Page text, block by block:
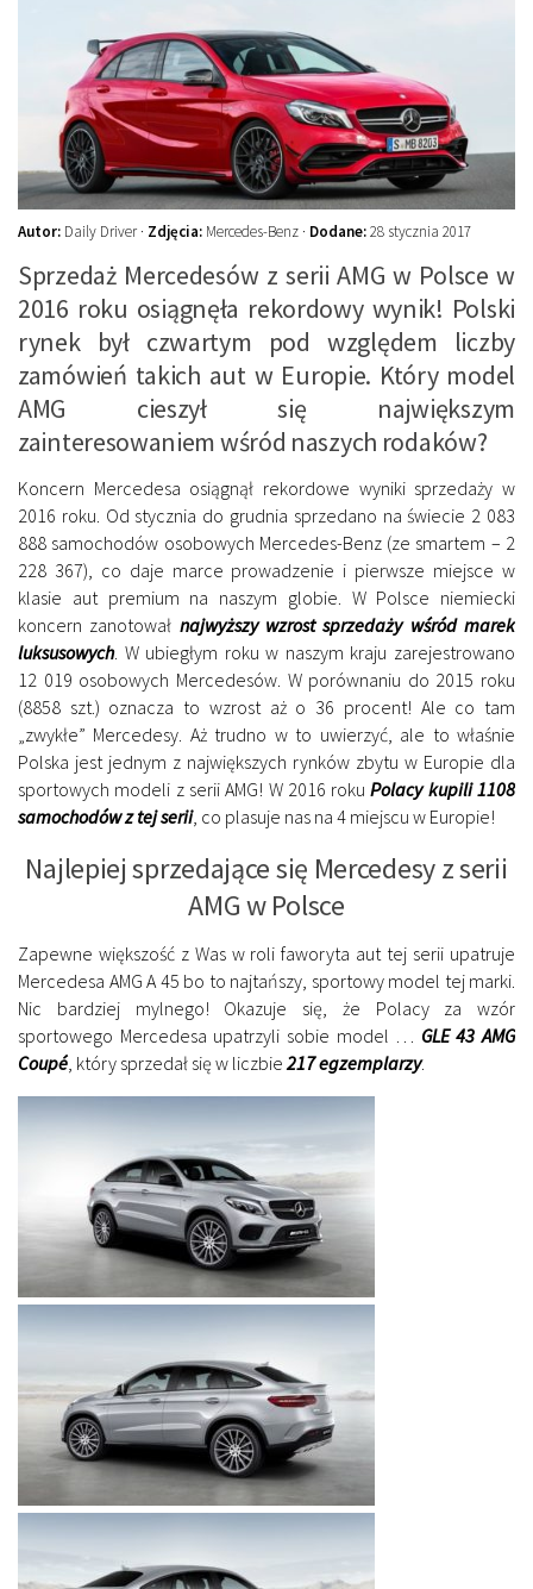
Przelicznik mocy
Auto z niemiec
Galerie
Autor: Daily Driver · Zdjęcia: Mercedes-Benz · Dodane:28 stycznia 2017
Sprzedaż Mercedesów z serii AMG w Polsce w
2016 roku osiągnęła rekordowy wynik! Polski
rynek był czwartym pod względem liczby
zamówień takich aut w Europie. Który model
AMG cieszył się największym
zainteresowaniem wśród naszych rodaków?
Koncern Mercedesa osiągnął rekordowe wyniki sprzedaży w
2016 roku. Od stycznia do grudnia sprzedano na świecie 2 083
888 samochodów osobowych Mercedes-Benz (ze smartem – 2
228 367), co daje marce prowadzenie i pierwsze miejsce w
klasie aut premium na naszym globie. W Polsce niemiecki
koncern zanotował najwyższy wzrost sprzedaży wśród marek
luksusowych. W ubiegłym roku w naszym kraju zarejestrowano
12 019 osobowych Mercedesów. W porównaniu do 2015 roku
(8858 szt.) oznacza to wzrost aż o 36 procent! Ale co tam
„zwykłe” Mercedesy. Aż trudno w to uwierzyć, ale to właśnie
Polska jest jednym z największych rynków zbytu w Europie dla
sportowych modeli z serii AMG! W 2016 rokuPolacy kupili 1108
samochodów z tej serii, co plasuje nas na 4 miejscu w Europie!
Najlepiej sprzedające się Mercedesy z serii
AMG w Polsce
Zapewne większość z Was w roli faworyta aut tej serii upatruje
Mercedesa AMG A 45 bo to najtańszy, sportowy model tej marki.
Nic bardziej mylnego! Okazuje się, że Polacy za wzór
sportowego Mercedesa upatrzyli sobie model … GLE 43 AMG
Coupé , który sprzedał się w liczbie 217 egzemplarzy.